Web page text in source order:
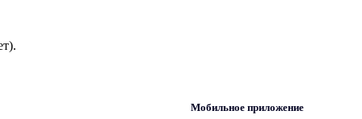
Мобильное приложение